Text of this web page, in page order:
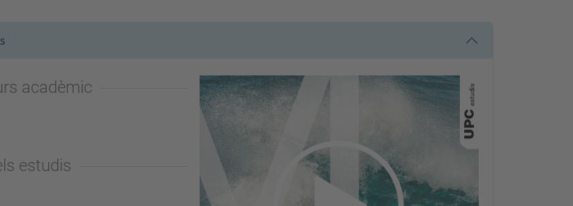
acadèmic
estudis